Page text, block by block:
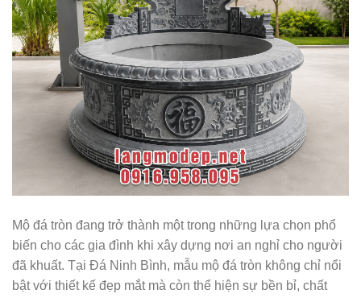
Mộ đá tròn đang trở thành một trong những lựa chọn phổ
biến cho các gia đình khi xây dựng nơi an nghỉ cho người
đã khuất. Tại Đá Ninh Bình, mẫu mộ đá tròn không chỉ nổi
bật với thiết kế đẹp mắt mà còn thể hiện sự bền bỉ, chất